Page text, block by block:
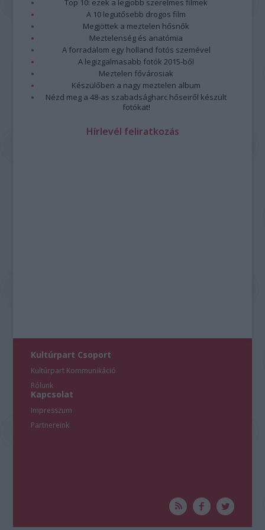
Top 10: ezek a legjobb szerelmes filmek
A 10 legütősebb drogos film
Megjöttek a meztelen hősnők
Meztelenség és anatómia
A forradalom egy holland fotós szemével
A legizgalmasabb fotók 2015-ből
Meztelen fővárosiak
Készülőben a nagy meztelen album
Nézd meg a 48-as szabadságharc hőseiről készült
fotókat!
Hírlevél feliratkozás
Kultúrpart Csoport
Kultúrpart Kommunikáció
Rólunk
Kapcsolat
Impresszum
Partnereink